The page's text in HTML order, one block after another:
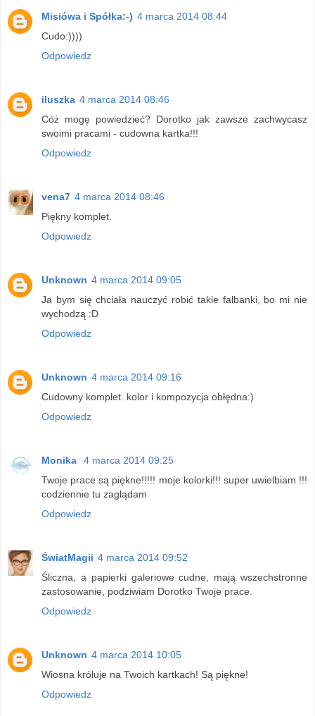
Misiówa i Spółka:-) 4 marca 2014 08:44
Cudo:))))
Odpowiedz
iluszka 4 marca 2014 08:46
Cóż mogę powiedzieć? Dorotko jak zawsze zachwycasz
swoimi pracami - cudowna kartka!!!
Odpowiedz
vena7 4 marca 2014 08:46
Piękny komplet.
Odpowiedz
Unknown 4 marca 2014 09:05
Ja bym się chciała nauczyć robić takie falbanki, bo mi nie
wychodzą :D
Odpowiedz
Unknown 4 marca 2014 09:16
Cudowny komplet. kolor i kompozycja obłędna:)
Odpowiedz
Monika
4 marca 2014 09:25
Twoje prace są piękne!!!!! moje kolorki!!! super uwielbiam !!!
codziennie tu zaglądam
Odpowiedz
ŚwiatMagii 4 marca 2014 09:52
Śliczna, a papierki galeriowe cudne, mają wszechstronne
zastosowanie, podziwiam Dorotko Twoje prace.
Odpowiedz
Unknown 4 marca 2014 10:05
Wiosna króluje na Twoich kartkach! Są piękne!
Odpowiedz